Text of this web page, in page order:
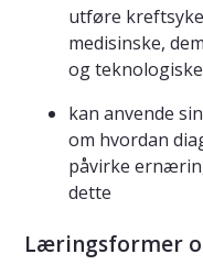
utføre
medisinske,
og
kan anvende
om hvordan
påvirke
dette
Læringsformer